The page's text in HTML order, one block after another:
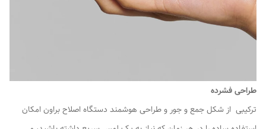
طراحی فشرده
ترکیبی از شکل جمع و جور و طراحی هوشمند دستگاه اصلاح براون امکان